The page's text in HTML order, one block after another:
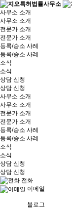
사무소 소개
사무소 소개
전문가 소개
전문가 소개
등록/승소 사례
등록/승소 사례
소식
소식
상담 신청
상담 신청
사무소 소개
사무소 소개
전문가 소개
전문가 소개
등록/승소 사례
등록/승소 사례
소식
소식
상담 신청
상담 신청
전화
이메일
블로그